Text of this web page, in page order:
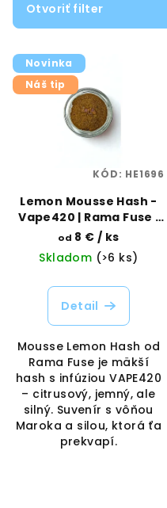
p
r
o
d
Otvoriť filter
V
ý
p
o
Novinka
Náš tip
Lemon Mousse Hash -
Vape420 | Rama Fuse |
Vaporama
od 8 €/ ks
Skladom (>6 ks)
Detail
Mousse Lemon Hash od
Rama Fuse je mäkší
hash s infúziou VAPE420
– citrusový, jemný, ale
silný. Suvenír s vôňou
Maroka a silou, ktorá ťa
prekvapí.
KÓD: HE1696